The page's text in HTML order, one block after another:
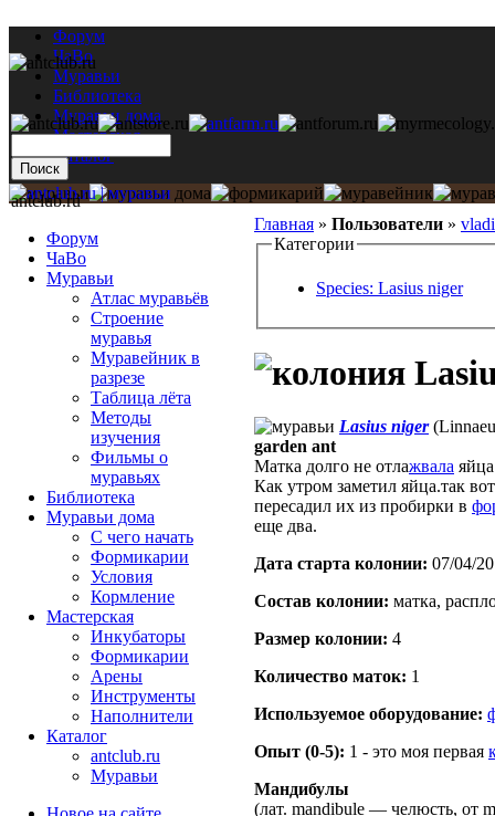
Форум
ЧаВо
Муравьи
Библиотека
Муравьи дома
Мастерская
Каталог
Главная » Пользователи »
Категории
Species: Lasius niger
Lasius niger
garden ant
Матка долго не отлажвала
Как утром заметил яйца.так
пересадил их из пробирки в
еще два.
Дата старта кoлонии: 07/04/
Состав кoлонии: матка,
Размер кoлонии: 4
Количество маток: 1
Используемое оборудование:
Опыт (0-5): 1 - это моя первая
Мандибулы
(лат. mandibule — челюсть, от
antclub.ru
Форум
ЧаВо
Муравьи
Атлас муравьёв
Строение
муравья
Муравейник в
разрезе
Таблица лёта
Методы
изучения
Фильмы о
муравьях
Библиотека
Муравьи дома
С чего начать
Формикарии
Условия
Кормление
Мастерская
Инкубаторы
Формикарии
Арены
Инструменты
Наполнители
Каталог
antclub.ru
Муравьи